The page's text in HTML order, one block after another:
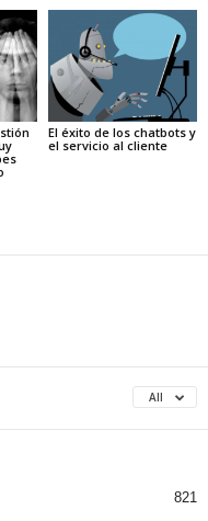
El éxito de los chatbots y
el servicio al cliente
All
821